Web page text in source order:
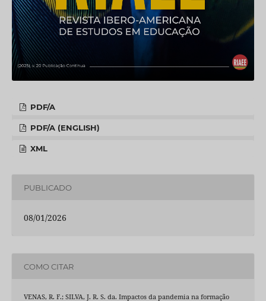
PDF/A
PDF/A (ENGLISH)
XML
PUBLICADO
08/01/2026
COMO CITAR
VENAS, R. F.; SILVA, J. R. S. da. Impactos da pandemia na formação